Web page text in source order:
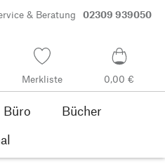
& Beratung 02309 939050
Merkliste 0,00 €
Büro
Bücher